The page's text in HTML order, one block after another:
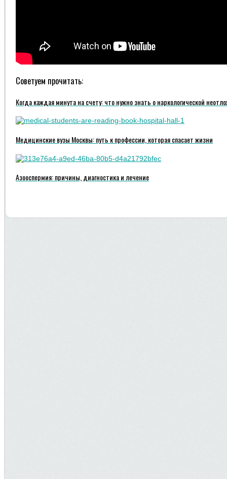
Советуем прочитать:
Когда каждая минута на счету: что нужно знать о наркологической
Медицинские вузы Москвы: путь к профессии, которая спасает жизни
Азооспермия: причины, диагностика и лечение